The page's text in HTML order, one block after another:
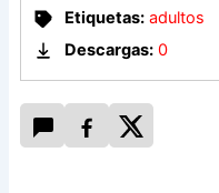
Etiquetas: adultos
Descargas: 0